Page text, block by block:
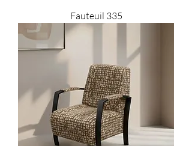
Fauteuil 335